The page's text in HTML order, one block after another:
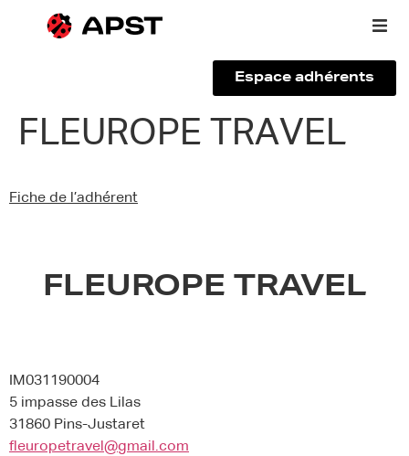
Qui sommes-nous ?
Espace adhérents
FLEUROPE TRAVEL
Fiche de l’adhérent
FLEUROPE TRAVEL
IM031190004
5 impasse des Lilas
31860 Pins-Justaret
fleuropetravel@gmail.com